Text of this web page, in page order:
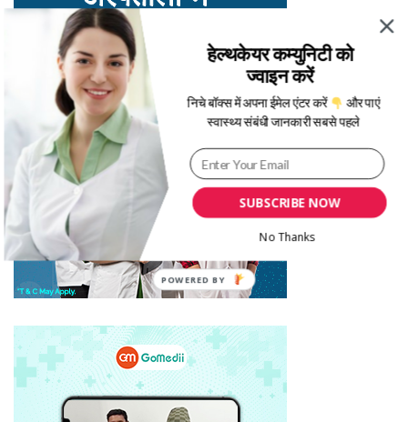
SUBSCRIBE NOW
हेल्थकेयर कम्युनिटी को
ज्वाइन करें
निचे बॉक्स में अपना ईमेल एंटर करें
और पाएं
स्वास्थ्य संबंधी जानकारी सबसे पहले
No Thanks
POWERED BY